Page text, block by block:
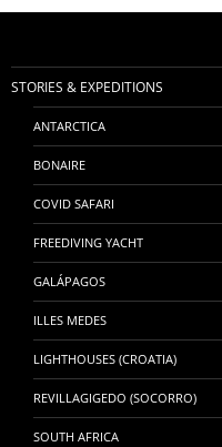
STORIES & EXPEDITIONS
ANTARCTICA
BONAIRE
COVID SAFARI
FREEDIVING YACHT
GALÁPAGOS
ILLES MEDES
LIGHTHOUSES (CROATIA)
REVILLAGIGEDO (SOCORRO)
SOUTH AFRICA